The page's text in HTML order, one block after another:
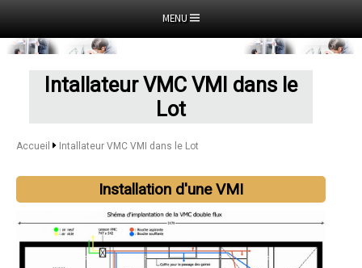
MENU
Intallateur VMC VMI dans le
Lot
Accueil Intallateur VMC VMI dans le Lot
Installation d'une VMI